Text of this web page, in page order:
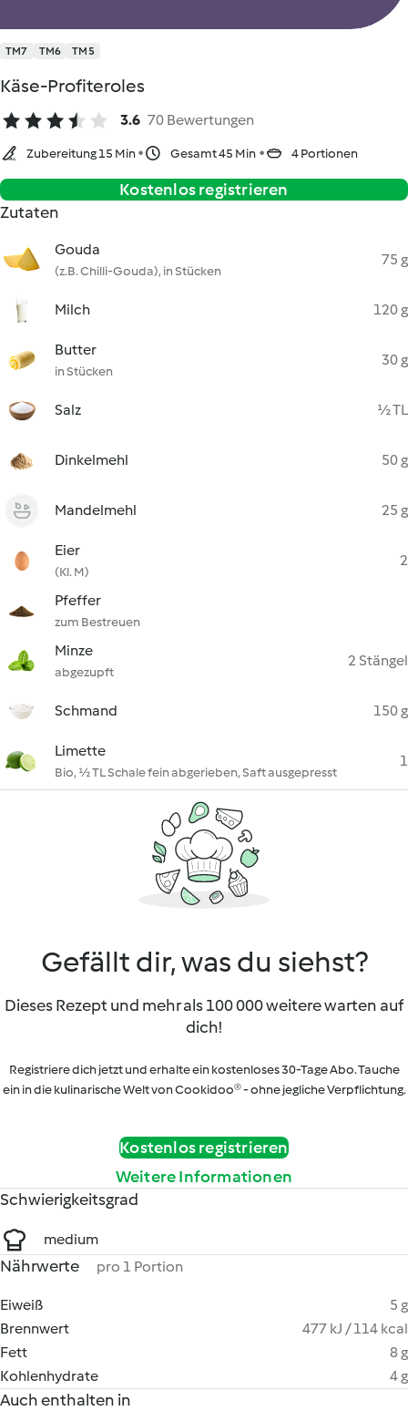
TM7 TM6 TM5
Käse-Profiteroles
3.6 70 Bewertungen
Zubereitung 15 Min Gesamt 45 Min 4 Portionen
Kostenlos registrieren
Zutaten
Gouda
(z.B. Chilli-Gouda), in Stücken
75 g
Milch 120 g
Butter
in Stücken
30 g
Salz ½ TL
Dinkelmehl 50 g
Mandelmehl 25 g
Eier
(Kl. M)
2
Pfeffer
zum Bestreuen
Minze
abgezupft
2 Stängel
Schmand 150 g
Limette
Bio, ½ TL Schale fein abgerieben, Saft ausgepresst
1
Gefällt dir, was du siehst?
Dieses Rezept und mehr als 100 000 weitere warten auf
dich!
Registriere dich jetzt und erhalte ein kostenloses 30-Tage Abo. Tauche
ein in die kulinarische Welt von Cookidoo® - ohne jegliche Verpflichtung.
Kostenlos registrieren
Weitere Informationen
Schwierigkeitsgrad
medium
Nährwerte pro 1 Portion
Eiweiß
5 g
Brennwert
477 kJ / 114 kcal
Fett
8 g
Kohlenhydrate
4 g
Auch enthalten in